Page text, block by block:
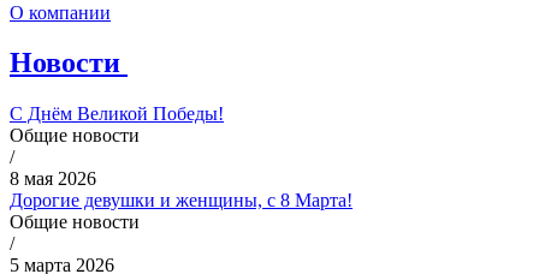
О компании
Новости
С Днём Великой Победы!
Общие новости
/
8 мая 2026
Дорогие девушки и женщины, с 8 Марта!
Общие новости
/
5 марта 2026